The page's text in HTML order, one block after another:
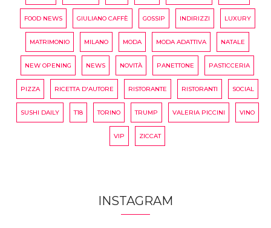
FOOD NEWS GIULIANO CAFFÈ GOSSIP INDIRIZZI LUXURY
MATRIMONIO MILANO MODA MODA ADATTIVA NATALE
NEW OPENING NEWS NOVITÀ PANETTONE PASTICCERIA
PIZZA RICETTA D'AUTORE RISTORANTE RISTORANTI SOCIAL
SUSHI DAILY T18 TORINO TRUMP VALERIA PICCINI VINO
VIP ZICCAT
INSTAGRAM